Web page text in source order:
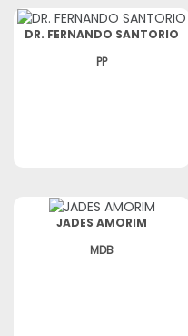
DR. FERNANDO SANTORIO
PP
JADES AMORIM
MDB